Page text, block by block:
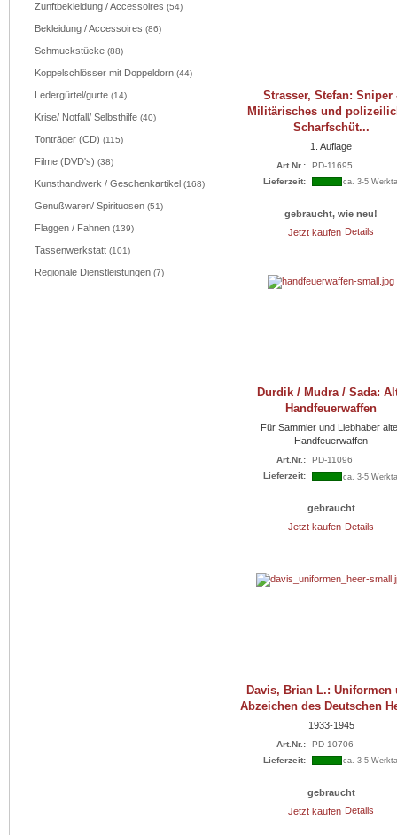
Zunftbekleidung / Accessoires (54)
Bekleidung / Accessoires (86)
Schmuckstücke (88)
Koppelschlösser mit Doppeldorn (44)
Ledergürtel/gurte (14)
Krise/ Notfall/ Selbsthilfe (40)
Tonträger (CD) (115)
Filme (DVD's) (38)
Kunsthandwerk / Geschenkartikel (168)
Genußwaren/ Spirituosen (51)
Flaggen / Fahnen (139)
Tassenwerkstatt (101)
Regionale Dienstleistungen (7)
Strasser, Stefan: Sniper
Militärisches und
Scharfschüt...
1. Auflage
Art.Nr.:
PD-11695
Lieferzeit:
ca. 3-5
gebraucht, wie neu!
Jetzt kaufen Details
Durdik / Mudra / Sada:
Handfeuerwaffen
Für Sammler und Liebhaber
Handfeuerwaffen
Art.Nr.:
PD-11096
Lieferzeit:
ca. 3-5
gebraucht
Jetzt kaufen Details
Davis, Brian L.: Uniformen
Abzeichen des Deutschen
1933-1945
Art.Nr.:
PD-10706
Lieferzeit:
ca. 3-5
gebraucht
Jetzt kaufen Details